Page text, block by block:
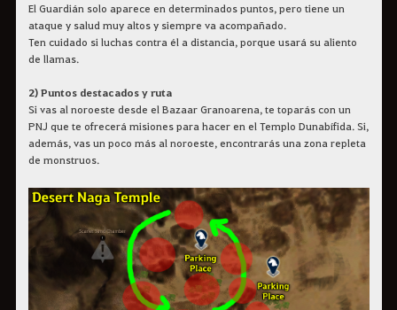
El Guardián solo aparece en determinados puntos, pero tiene un
ataque y salud muy altos y siempre va acompañado.
Ten cuidado si luchas contra él a distancia, porque usará su aliento
de llamas.
2) Puntos destacados y ruta
Si vas al noroeste desde el Bazaar Granoarena, te toparás con un
PNJ que te ofrecerá misiones para hacer en el Templo Dunabífida. Si,
además, vas un poco más al noroeste, encontrarás una zona repleta
de monstruos.